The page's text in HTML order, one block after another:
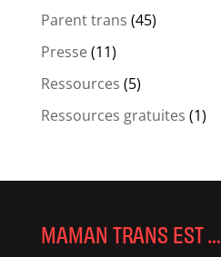
Parent trans (45)
Presse(11)
Ressources (5)
Ressources gratuites (1)
MAMAN TRANS EST …